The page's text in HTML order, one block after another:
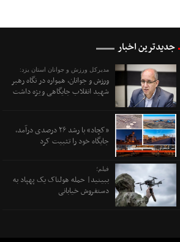
جدیدترین اخبار
مدیرکل ورزش و جوانان استان یزد:
ورزش و جوانان، همواره در نگاه رهبر
شهید انقلاب جایگاهی ویژه داشت
«کچاد» با رشد ۲۶ درصدی درآمد،
جایگاه خود را تثبیت کرد
فیلم؛
ببینید| حمله هولناک یک پهپاد به
دستفروش خیابانی